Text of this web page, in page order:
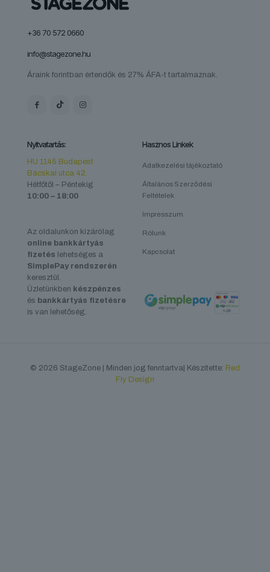
+36 70 572 0660
info@stagezone.hu
Áraink forintban értendők és 27% ÁFA-t tartalmaznak.
Nyitvatartás:
HU 1145 Budapest
Bácskai utca 42.
Hétfőtől – Péntekig
10:00 – 18:00
Az oldalunkon kizárólag
online bankkártyás
fizetés lehetséges a
SimplePay rendszerén
keresztül.
Üzletünkben készpénzes
és bankkártyás fizetésre
is van lehetőség.
Hasznos Linkek
Adatkezelési tájékoztató
Általános Szerződési
Feltételek
Impresszum
Rólunk
Kapcsolat
© 2026 StageZone | Minden jog fenntartva| Készítette: Red
Fly Design